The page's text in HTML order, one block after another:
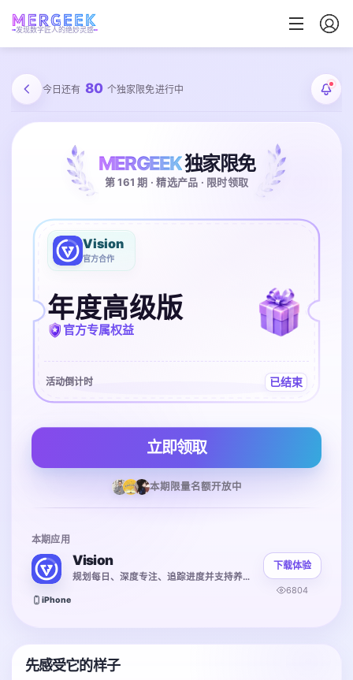
发现数字匠人的绝妙灵感
今日还有 80 个独家限免进行中
MERGEEK独家限免
第 161 期 · 精选产品 · 限时领取
Vision
官方合作
年度高级版
官方专属权益
活动倒计时 已结束
立即领取
本期限量名额开放中
本期应用
Vision
规划每日、深度专注、追踪进度并支持养成习惯
iPhone
下载体验
6804
先感受它的样子